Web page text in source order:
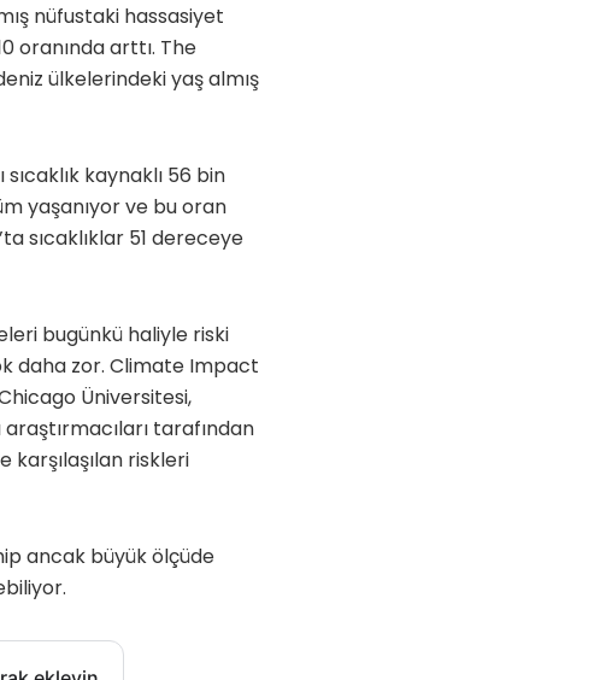
nüfustaki hassasiyet
oranında arttı. The
ülkelerindeki yaş almış
sıcaklık kaynaklı 56 bin
yaşanıyor ve bu oran
sıcaklıklar 51 dereceye
bugünkü haliyle riski
daha zor. Climate Impact
Üniversitesi,
tarafından
karşılaşılan riskleri
ancak büyük ölçüde